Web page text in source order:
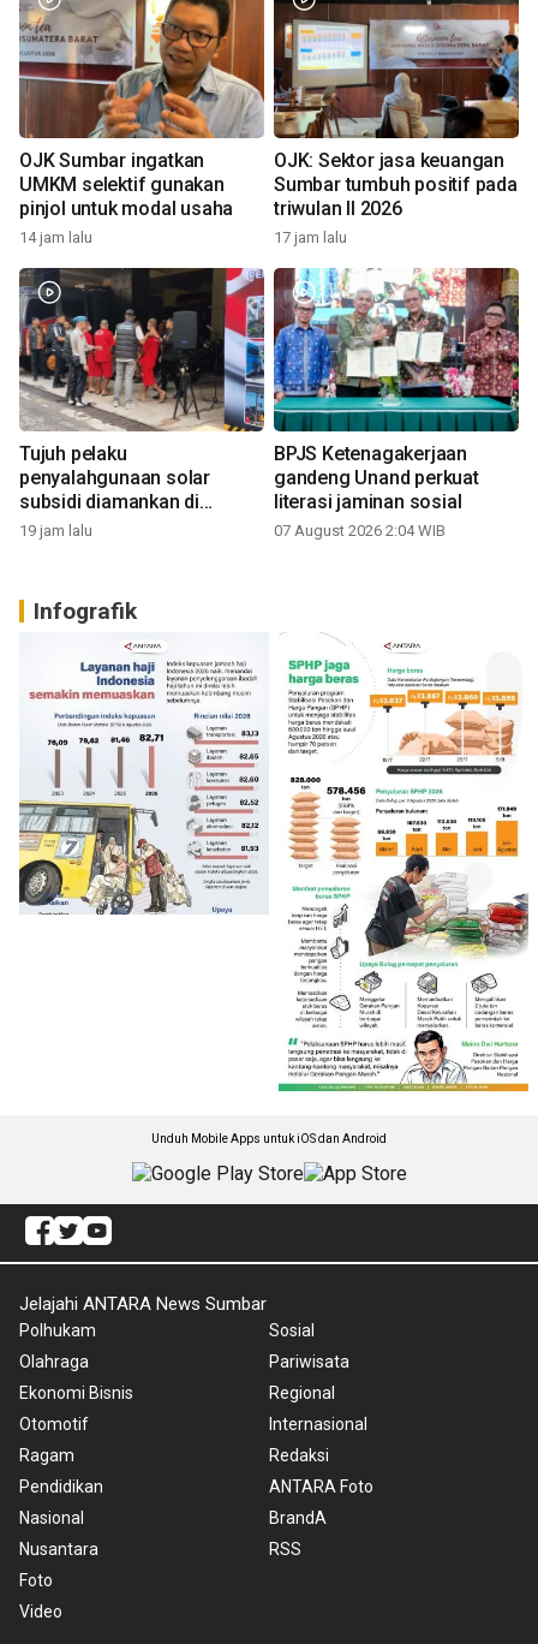
OJK Sumbar ingatkan
UMKM selektif gunakan
pinjol untuk modal usaha
14 jam lalu
OJK: Sektor jasa keuangan
Sumbar tumbuh positif pada
triwulan II 2026
17 jam lalu
Tujuh pelaku
penyalahgunaan solar
subsidi diamankan di
Sumbar
19 jam lalu
BPJS Ketenagakerjaan
gandeng Unand perkuat
literasi jaminan sosial
07 August 2026 2:04 WIB
Infografik
Unduh Mobile Apps untuk iOS dan Android
Jelajahi ANTARA News Sumbar
Polhukam
Olahraga
Ekonomi Bisnis
Otomotif
Ragam
Pendidikan
Nasional
Nusantara
Foto
Video
Sosial
Pariwisata
Regional
Internasional
Redaksi
ANTARA Foto
BrandA
RSS